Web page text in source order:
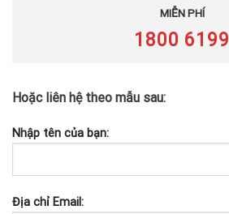
MIỄN PHÍ
1800 6199
Hoặc liên hệ theo mẫu sau:
Nhập tên của bạn:
Địa chỉ Email: